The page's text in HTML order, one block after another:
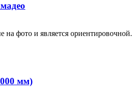
на фото и является ориентировочной.
мм)